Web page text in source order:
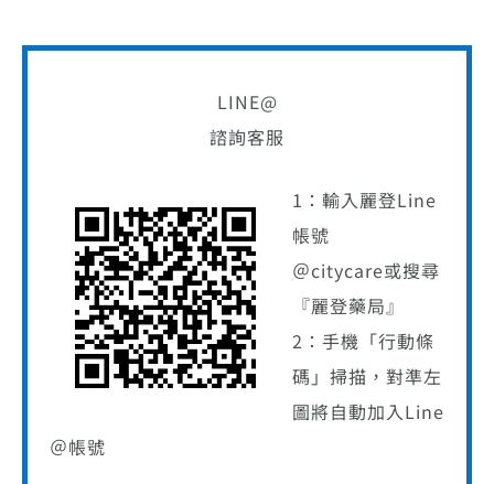
LINE@
諮詢客服
1：輸入麗登Line
帳號
＠citycare或搜尋
『麗登藥局』
2：手機「行動條
碼」掃描，對準左
圖將自動加入Line
＠帳號